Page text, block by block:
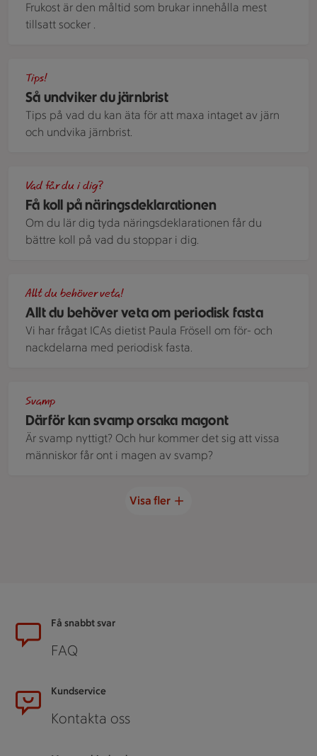
Frukost är den måltid som brukar innehålla mest
tillsatt socker .
Så undviker du järnbrist
Tips!
Tips på vad du kan äta för att maxa intaget av järn
och undvika järnbrist.
Få koll på näringsdeklarationen
Vad får du i dig?
Om du lär dig tyda näringsdeklarationen får du
bättre koll på vad du stoppar i dig.
Allt du behöver veta om periodisk fasta
Allt du behöver veta!
Vi har frågat ICAs dietist Paula Frösell om för- och
nackdelarna med periodisk fasta.
Därför kan svamp orsaka magont
Svamp
Är svamp nyttigt? Och hur kommer det sig att vissa
människor får ont i magen av svamp?
Visa fler
SidfotFå snabbt svar
FAQ
Kundservice
Kontakta oss